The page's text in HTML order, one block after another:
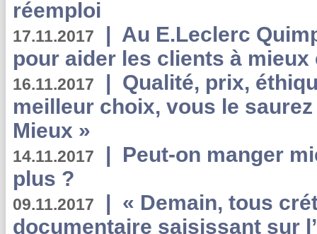
réemploi
17.11.2017 | Au E.Leclerc
pour aider les clients à
16.11.2017 | Qualité, prix,
meilleur choix, vous le
Mieux »
14.11.2017 | Peut-on manger
plus ?
09.11.2017 | « Demain, tous
documentaire saisissant sur